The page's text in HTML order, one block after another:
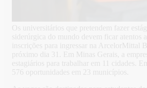
Os universitários que pretendem fazer
siderúrgica do mundo devem ficar atentos
inscrições para ingressar na ArcelorMittal
próximo dia 31. Em Minas Gerais, a
estagiários para trabalhar em 11 cidades.
576 oportunidades em 23 municípios.